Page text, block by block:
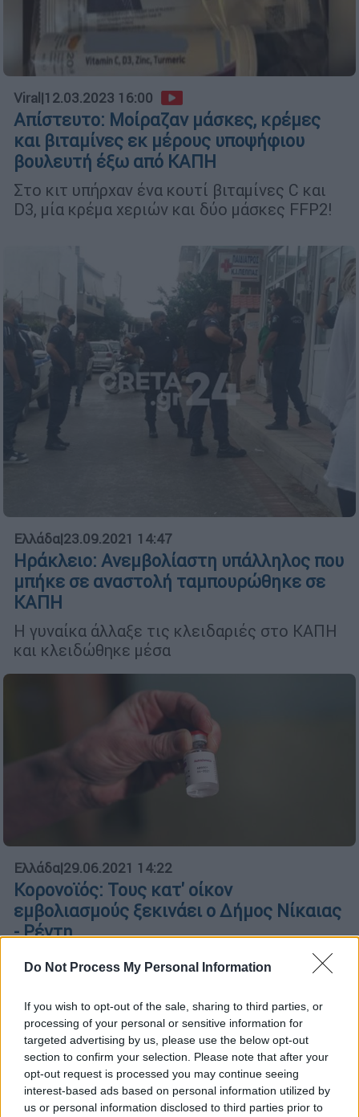
Do Not Process My Personal Information
If you wish to opt-out of the sale, sharing to third parties, or
processing of your personal or sensitive information for
targeted advertising by us, please use the below opt-out
section to confirm your selection. Please note that after your
opt-out request is processed you may continue seeing
interest-based ads based on personal information utilized by
us or personal information disclosed to third parties prior to
Viral |12.03.2023 16:00
Απίστευτο: Μοίραζαν μάσκες, κρέμες
και βιταμίνες εκ μέρους υποψήφιου
βουλευτή έξω από ΚΑΠΗ
Στο κιτ υπήρχαν ένα κουτί βιταμίνες C και
D3, μία κρέμα χεριών και δύο μάσκες FFP2!
Ελλάδα|23.09.2021 14:47
Ηράκλειο: Ανεμβολίαστη υπάλληλος που
μπήκε σε αναστολή ταμπουρώθηκε σε
ΚΑΠΗ
Η γυναίκα άλλαξε τις κλειδαριές στο ΚΑΠΗ
και κλειδώθηκε μέσα
Ελλάδα|29.06.2021 14:22
Κορονοϊός: Τους κατ' οίκον
εμβολιασμούς ξεκινάει ο Δήμος Νίκαιας
- Ρέντη
Το τμήμα Κοινωνικής Υπηρεσίας του Δήμου
ενεργοποιεί τη λίστα των ωφελούμενων
του προγράμματος «Βοήθεια στο σπίτι»